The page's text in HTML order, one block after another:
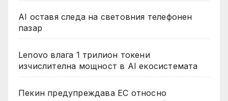
AI оставя следа на световния телефонен
пазар
Lenovo влага 1 трилион токени
изчислителна мощност в AI екосистемата
Пекин предупреждава ЕС относно